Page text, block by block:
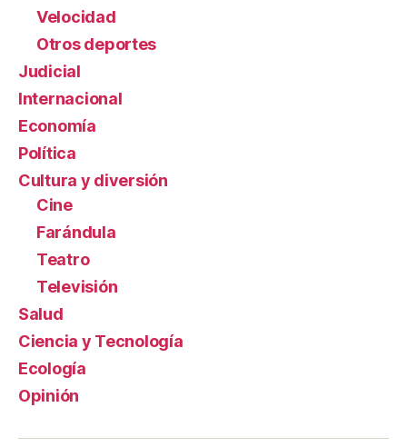
Velocidad
Otros deportes
Judicial
Internacional
Economía
Política
Cultura y diversión
Cine
Farándula
Teatro
Televisión
Salud
Ciencia y Tecnología
Ecología
Opinión